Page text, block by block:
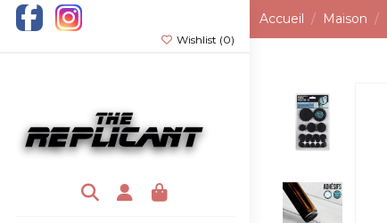
Wishlist (0)
Accueil Maison